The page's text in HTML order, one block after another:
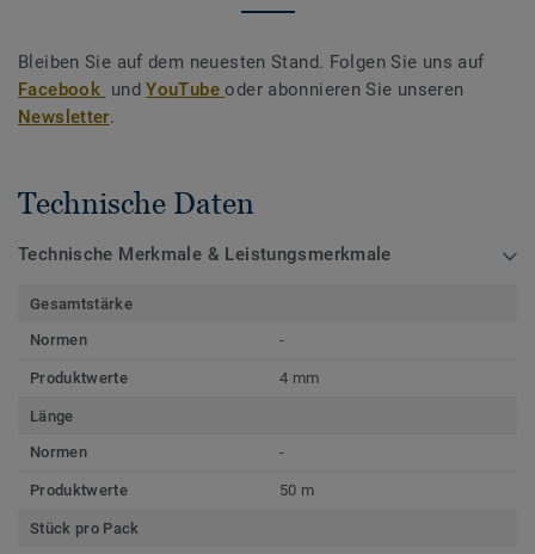
Bleiben Sie auf dem neuesten Stand. Folgen Sie uns auf
Facebook undYouTubeoder abonnieren Sie unseren
Newsletter.
Technische Daten
Technische Merkmale & Leistungsmerkmale
Gesamtstärke
Normen
-
Produktwerte 4 mm
Länge
Normen
-
Produktwerte 50 m
Stück pro Pack